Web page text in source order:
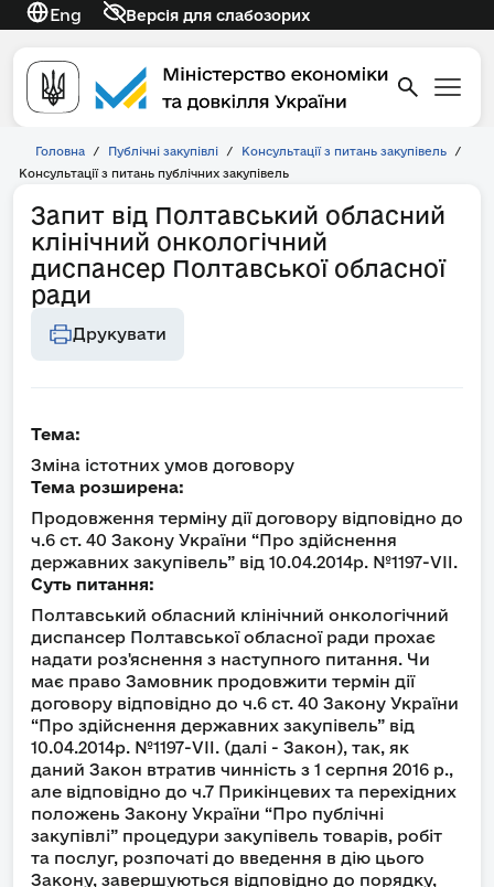
Eng Версія для слабозорих
Головна / Публічні закупівлі / Консультації з питань закупівель
/
Консультації з питань публічних закупівель
Запит від Полтавський обласний
клінічний онкологічний
диспансер Полтавської обласної
ради
Друкувати
Тема:
Зміна істотних умов договору
Тема розширена:
Продовження терміну дії договору відповідно до
ч.6 ст. 40 Закону України “Про здійснення
державних закупівель” від 10.04.2014р. №1197-VII.
Суть питання:
Полтавський обласний клінічний онкологічний
диспансер Полтавської обласної ради прохає
надати роз'яснення з наступного питання. Чи
має право Замовник продовжити термін дії
договору відповідно до ч.6 ст. 40 Закону України
“Про здійснення державних закупівель” від
10.04.2014р. №1197-VII. (далі - Закон), так, як
даний Закон втратив чинність з 1 серпня 2016 р.,
але відповідно до ч.7 Прикінцевих та перехідних
положень Закону України “Про публічні
закупівлі” процедури закупівель товарів, робіт
та послуг, розпочаті до введення в дію цього
Закону, завершуються відповідно до порядку,